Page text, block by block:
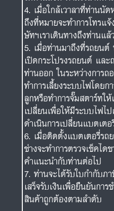
เมื่อใกล้เวาลาที่ท่านนั
ถึงที่หมายจะทำการโทรแ
ษัทฯเราเดินทางถึงท่านแล้
เมื่อท่านมาถึงที่รถยนต์
เปิดกระโปรงรถยนต์ แล
ท่านออก ในระหว่างการถ
ทำการเลี้ยงระบบไฟโดย
ลูกหรือทำการจั๊มสตาร์ทใ
เปลี่ยนเพื่อให้มีระบบไฟไ
ดำเนินการเปลี่ยนแบตเต
เมื่อติดตั้งแบตเตอรี่รถ
ช่างจะทำการตรวจเช็คไ
คำแนะนำกับท่านต่อไป
ท่านจะได้รับใบกำกับภ
เสร็จรับเงินเพื่อยืนยันการ
สินค้าถูกต้องตามลำดับ